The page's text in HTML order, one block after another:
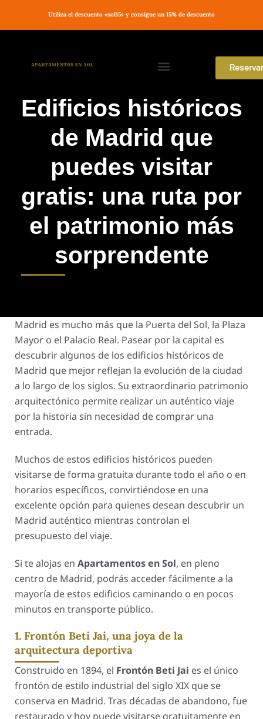
Utiliza el descuento «sol15» y consigue un 15% de descuento
Edificios históricos
de Madrid que
puedes visitar
gratis: una ruta por
el patrimonio más
sorprendente
Madrid es mucho más que la Puerta del Sol, la Plaza
Mayor o el Palacio Real. Pasear por la capital es
descubrir algunos de los edificios históricos de
Madrid que mejor reflejan la evolución de la ciudad
a lo largo de los siglos. Su extraordinario patrimonio
arquitectónico permite realizar un auténtico viaje
por la historia sin necesidad de comprar una
entrada.
Muchos de estos edificios históricos pueden
visitarse de forma gratuita durante todo el año o en
horarios específicos, convirtiéndose en una
excelente opción para quienes desean descubrir un
Madrid auténtico mientras controlan el
presupuesto del viaje.
Si te alojas en Apartamentos en Sol, en pleno
centro de Madrid, podrás acceder fácilmente a la
mayoría de estos edificios caminando o en pocos
minutos en transporte público.
1. Frontón Beti Jai, una joya de la
arquitectura deportiva
Construido en 1894, el Frontón Beti Jai es el único
frontón de estilo industrial del siglo XIX que se
conserva en Madrid. Tras décadas de abandono, fue
restaurado y hoy puede visitarse gratuitamente en